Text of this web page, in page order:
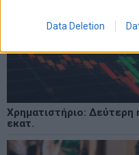
Data Deletion
Χρηματιστήριο:
εκατ.